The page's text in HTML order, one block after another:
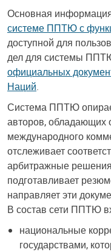
Основная
системе ППТЮ с
доступной для
дел для системы
официальных
Наций.
Система ППТЮ
авторов, обладающих
международного
отслеживает
арбитражные
подготавливает
направляет эти
В состав сети ППТЮ
национальные
государствами,